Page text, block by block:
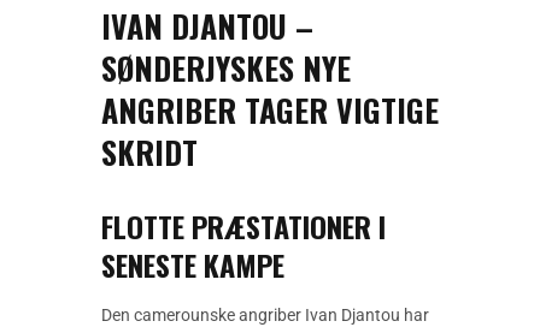
IVAN DJANTOU –
SØNDERJYSKES NYE
ANGRIBER TAGER VIGTIGE
SKRIDT
FLOTTE PRÆSTATIONER I
SENESTE KAMPE
Den camerounske angriber Ivan Djantou har